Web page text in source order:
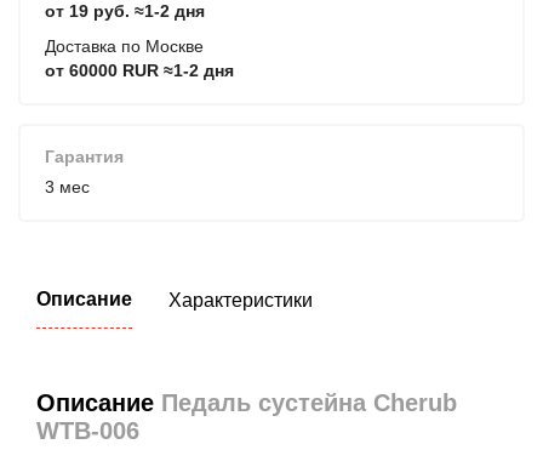
от 19 руб. ≈1-2 дня
Доставка по Москве
от 60000 RUR ≈1-2 дня
Гарантия
3 мес
Описание Характеристики
Описание Педаль сустейна Cherub
WTB-006